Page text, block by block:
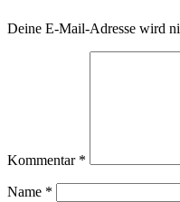
Deine E-Mail-Adresse wird
Kommentar *
Name *